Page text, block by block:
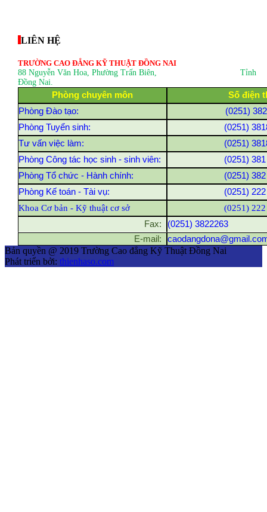
LIÊN HỆ
TRƯỜNG CAO ĐẲNG KỸ THUẬT ĐỒNG NAI
88 Nguyễn Văn Hoa, Phường Trấn Biên, Tỉnh
Đồng Nai.
Phòng chuyên môn
Số điện
Phòng Đào tạo:
(0251)
Phòng Tuyển sinh:
(0251)
Tư vấn việc làm:
(0251)
Phòng Công tác học sinh - sinh viên:
(0251)
Phòng Tổ chức - Hành chính:
(0251)
Phòng Kế toán - Tài vụ:
(0251)
Khoa Cơ bản - Kỹ thuật cơ sở
(0251)
Fax:
(0251) 3822263
E-mail:
Bản quyền @ 2019 Trường Cao đẳng Kỹ Thuật Đồng Nai
Phát triển bởi: thienhaso.com